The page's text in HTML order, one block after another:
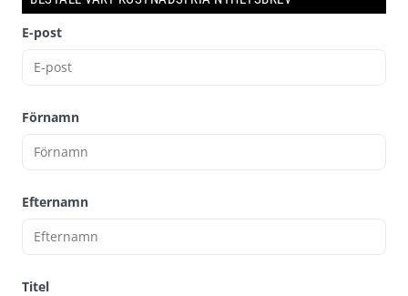
E-post
Förnamn
Efternamn
Titel